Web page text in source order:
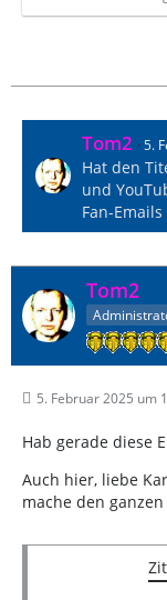
Tom2 5.
Hat den
und
Fan-
Tom2
5. Februar 2025 um
Hab gerade diese
Auch hier, liebe
mache den